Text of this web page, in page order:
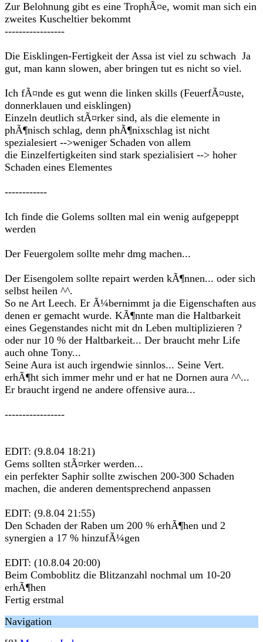
Zur Belohnung gibt es eine TrophÃ¤e, womit man sich ein
zweites Kuscheltier bekommt
-----------------
Die Eisklingen-Fertigkeit der Assa ist viel zu schwach Ja
gut, man kann slowen, aber bringen tut es nicht so viel.
Ich fÃ¤nde es gut wenn die linken skills (FeuerfÃ¤uste,
donnerklauen und eisklingen)
Einzeln deutlich stÃ¤rker sind, als die elemente in
phÃ¶nisch schlag, denn phÃ¶nixschlag ist nicht
spezialesiert -->weniger Schaden von allem
die Einzelfertigkeiten sind stark spezialisiert --> hoher
Schaden eines Elementes
------------
Ich finde die Golems sollten mal ein wenig aufgepeppt
werden
Der Feuergolem sollte mehr dmg machen...
Der Eisengolem sollte repairt werden kÃ¶nnen... oder sich
selbst heilen ^^.
So ne Art Leech. Er Ã¼bernimmt ja die Eigenschaften aus
denen er gemacht wurde. KÃ¶nnte man die Haltbarkeit
eines Gegenstandes nicht mit dn Leben multiplizieren ?
oder nur 10 % der Haltbarkeit... Der braucht mehr Life
auch ohne Tony...
Seine Aura ist auch irgendwie sinnlos... Seine Vert.
erhÃ¶ht sich immer mehr und er hat ne Dornen aura ^^...
Er braucht irgend ne andere offensive aura...
-----------------
EDIT: (9.8.04 18:21)
Gems sollten stÃ¤rker werden...
ein perfekter Saphir sollte zwischen 200-300 Schaden
machen, die anderen dementsprechend anpassen
EDIT: (9.8.04 21:55)
Den Schaden der Raben um 200 % erhÃ¶hen und 2
synergien a 17 % hinzufÃ¼gen
EDIT: (10.8.04 20:00)
Beim Comboblitz die Blitzanzahl nochmal um 10-20
erhÃ¶hen
Fertig erstmal
Navigation